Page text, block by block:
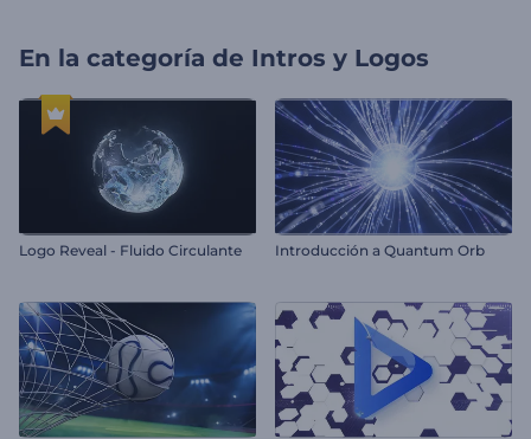
En la categoría de Intros y Logos
Logo Reveal - Fluido Circulante Introducción a Quantum Orb